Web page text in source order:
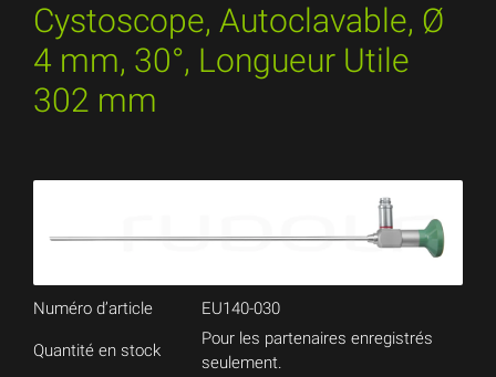
Cystoscope, Autoclavable, Ø
4 mm, 30°, Longueur Utile
302 mm
Numéro d’article EU140-030
Quantité en stock
Pour les partenaires enregistrés
seulement.